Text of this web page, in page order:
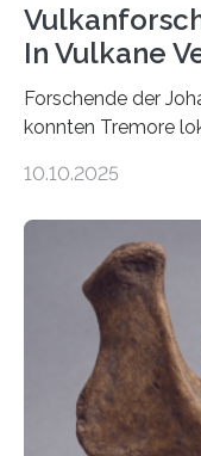
In Vulkane
Forschende der
konnten Tremore
Vulkan? Was
erzeugt durch
Schlote einen Weg
Miriam Christina
Johannes
Team haben am
solche Tremore
nicht nur
10.10.2025